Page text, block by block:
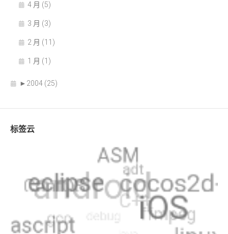
4 月 (5)
3 月 (3)
2 月 (11)
1 月 (1)
► 2004 (25)
标签云